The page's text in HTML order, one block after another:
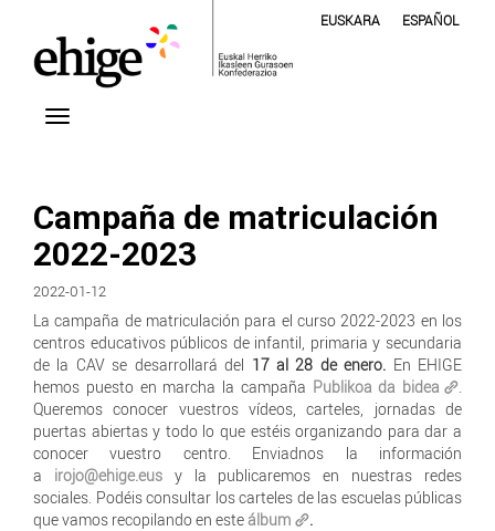
EUSKARA ESPAÑOL
Campaña de matriculación
2022-2023
2022-01-12
La campaña de matriculación para el curso 2022-2023 en los
centros educativos públicos de infantil, primaria y secundaria
de la CAV se desarrollará del 17 al 28 de enero. En EHIGE
hemos puesto en marcha la campaña Publikoa da bidea
.
Queremos conocer vuestros vídeos, carteles, jornadas de
puertas abiertas y todo lo que estéis organizando para dar a
conocer vuestro centro. Enviadnos la información
a irojo@ehige.eusy la publicaremos en nuestras redes
sociales. Podéis consultar los carteles de las escuelas públicas
que vamos recopilando en esteálbum
.